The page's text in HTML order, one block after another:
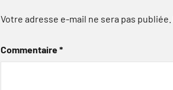
Votre adresse e-mail ne sera pas publiée.
Commentaire*